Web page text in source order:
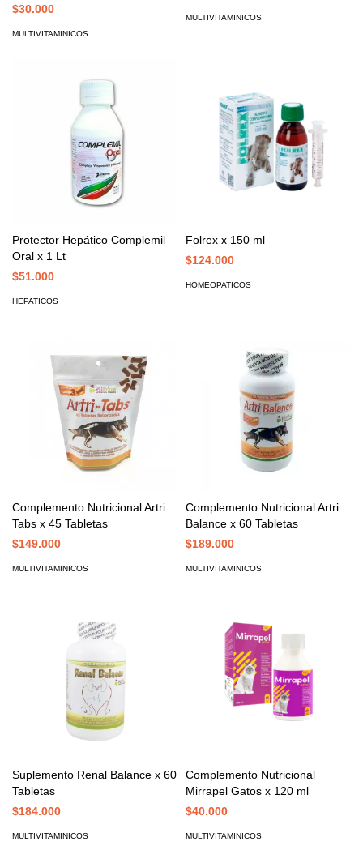
$30.000
MULTIVITAMINICOS
MULTIVITAMINICOS
Protector Hepático Complemil
Oral x 1 Lt
$51.000
HEPATICOS
Folrex x 150 ml
$124.000
HOMEOPATICOS
Complemento Nutricional Artri
Tabs x 45 Tabletas
$149.000
MULTIVITAMINICOS
Complemento Nutricional Artri
Balance x 60 Tabletas
$189.000
MULTIVITAMINICOS
Suplemento Renal Balance x 60
Tabletas
$184.000
MULTIVITAMINICOS
Complemento Nutricional
Mirrapel Gatos x 120 ml
$40.000
MULTIVITAMINICOS